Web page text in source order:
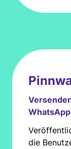
die